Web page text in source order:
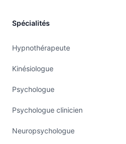
Spécialités
Hypnothérapeute
Kinésiologue
Psychologue
Psychologue clinicien
Neuropsychologue